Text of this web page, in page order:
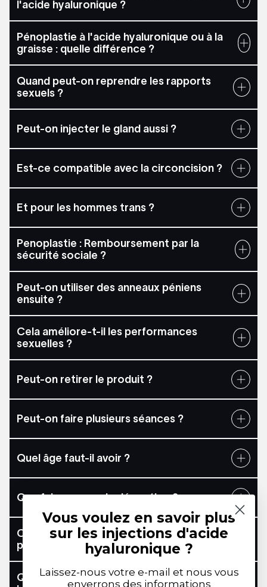
l'acide hyaluronique ?
Pénoplastie à l'acide hyaluronique ou à la
graisse : quelle différence ?
Quand peut-on reprendre les rapports
sexuels ?
Peut-on injecter le gland aussi ?
Est-ce compatible avec la circoncision ?
Et pour les hommes trans ?
Penoplastie : Remboursement par la
sécurité sociale ?
Peut-on utiliser des anneaux péniens
ensuite ?
Cela améliore-t-il les performances
sexuelles ?
Peut-on retirer le produit ?
Peut-on faire plusieurs séances ?
Quel âge faut-il avoir ?
Que faire en cas de déception ?
Combien de temps dure une opération de
pénoplastie à l'acide hyaluronique ?
Quel est le prix d'une pénoplastie par acide
Vous voulez en savoir plus
sur les injections d'acide
hyaluronique ?
Laissez-nous votre e-mail et nous vous
enverrons des informations